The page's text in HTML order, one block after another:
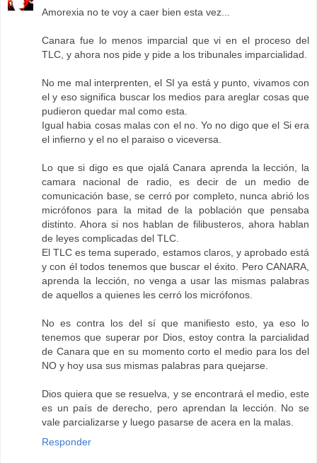
Amorexia no te voy a caer bien esta vez...
Canara fue lo menos imparcial que vi en el proceso del
TLC, y ahora nos pide y pide a los tribunales imparcialidad.
No me mal interprenten, el SI ya está y punto, vivamos con
el y eso significa buscar los medios para areglar cosas que
pudieron quedar mal como esta.
Igual habia cosas malas con el no. Yo no digo que el Si era
el infierno y el no el paraiso o viceversa.
Lo que si digo es que ojalá Canara aprenda la lección, la
camara nacional de radio, es decir de un medio de
comunicación base, se cerró por completo, nunca abrió los
micrófonos para la mitad de la población que pensaba
distinto. Ahora si nos hablan de filibusteros, ahora hablan
de leyes complicadas del TLC.
El TLC es tema superado, estamos claros, y aprobado está
y con él todos tenemos que buscar el éxito. Pero CANARA,
aprenda la lección, no venga a usar las mismas palabras
de aquellos a quienes les cerró los micrófonos.
No es contra los del sí que manifiesto esto, ya eso lo
tenemos que superar por Dios, estoy contra la parcialidad
de Canara que en su momento corto el medio para los del
NO y hoy usa sus mismas palabras para quejarse.
Dios quiera que se resuelva, y se encontrará el medio, este
es un país de derecho, pero aprendan la lección. No se
vale parcializarse y luego pasarse de acera en la malas.
Responder